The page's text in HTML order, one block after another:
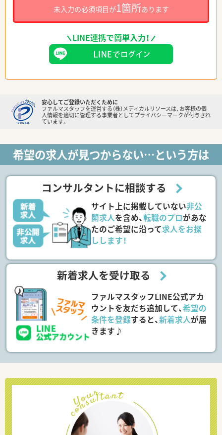
未入力の必須項目が1箇所あります
LINE連携で簡単入力！
安心してご登録いただくために
ファルマスタッフを運営する（株）メディカルリソースは、お客様の個
人情報を適切に管理する事業者としてプライバシーマークが付与され
ています。
希望の求人が見つからない…という方は
コンサルタントに相談する
サイト上に掲載していない非公
開求人を含め、転職のプロがあな
たのご希望に沿って求人をお探
しします！
新着求人を受け取る
ファルマスタッフLINE公式アカ
ウントを友だち追加して、希望の
条件を登録すると、新着求人が届
きます♪